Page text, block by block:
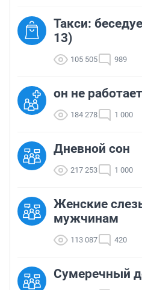
Такси:
13)
105 505 989
он не
184 278 1 000
Дневной сон
217 253 1 000
Женские
мужчинам
113 087 420
Сумеречный